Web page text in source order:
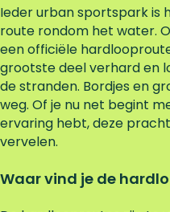
Ieder urban sportspark is
route rondom het water.
een officiële
grootste deel verhard en
de stranden. Bordjes en
weg. Of je nu net begint
ervaring hebt, deze
vervelen.
Waar vind je de